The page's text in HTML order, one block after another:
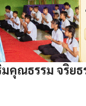
มคุณธรรม จริย